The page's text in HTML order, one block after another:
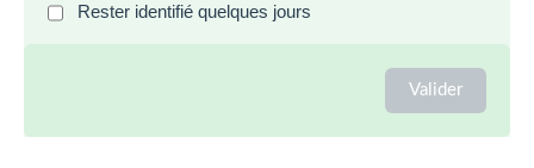
Rester identifié quelques jours